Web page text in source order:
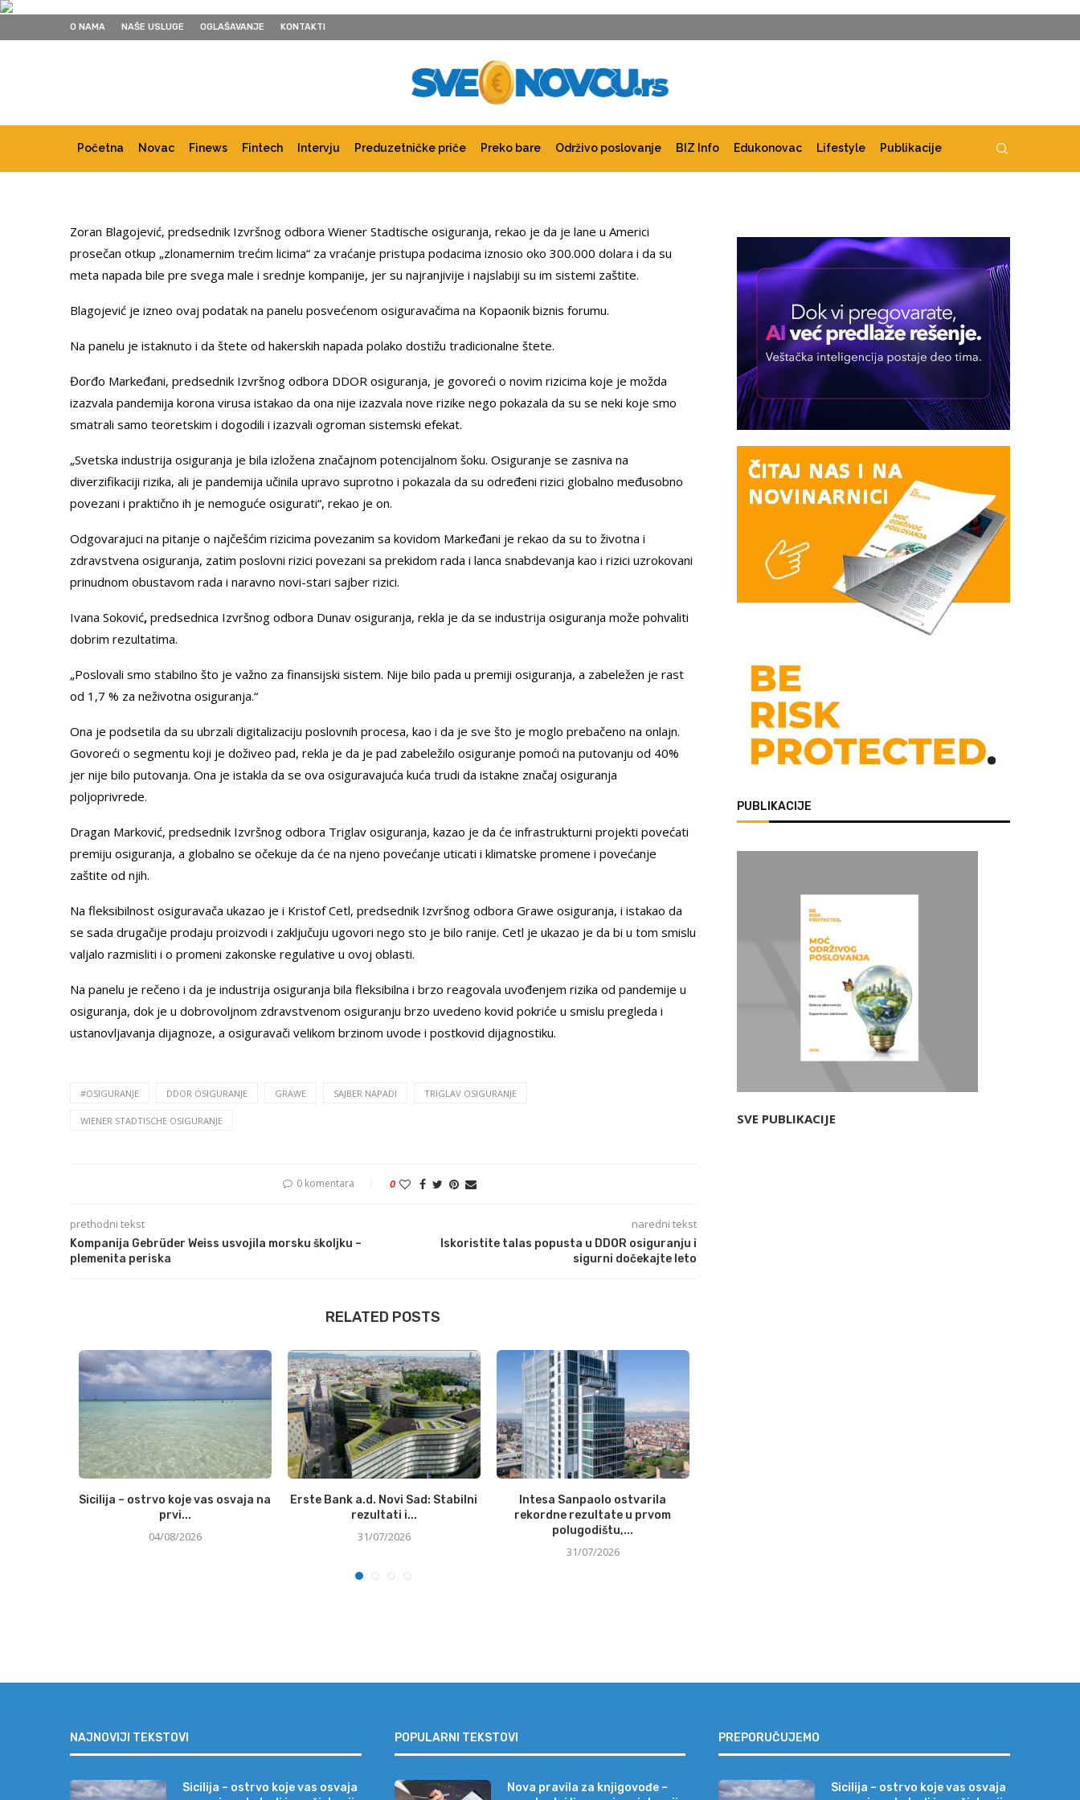
O NAMA NAŠE USLUGE OGLAŠAVANJE KONTAKTI
Početna Novac Finews Fintech Intervju Preduzetničke priče Preko bare Održivo poslovanje BIZ Info Edukonovac Lifestyle Publikacije
Zoran Blagojević, predsednik Izvršnog odbora Wiener Stadtische osiguranja, rekao je da je lane u Americi
prosečan otkup „zlonamernim trećim licima“ za vraćanje pristupa podacima iznosio oko 300.000 dolara i da su
meta napada bile pre svega male i srednje kompanije, jer su najranjivije i najslabiji su im sistemi zaštite.
Blagojević je izneo ovaj podatak na panelu posvećenom osiguravačima na Kopaonik biznis forumu.
Na panelu je istaknuto i da štete od hakerskih napada polako dostižu tradicionalne štete.
Đorđo Markeđani, predsednik Izvršnog odbora DDOR osiguranja, je govoreći o novim rizicima koje je možda
izazvala pandemija korona virusa istakao da ona nije izazvala nove rizike nego pokazala da su se neki koje smo
smatrali samo teoretskim i dogodili i izazvali ogroman sistemski efekat.
„Svetska industrija osiguranja je bila izložena značajnom potencijalnom šoku. Osiguranje se zasniva na
diverzifikaciji rizika, ali je pandemija učinila upravo suprotno i pokazala da su određeni rizici globalno međusobno
povezani i praktično ih je nemoguće osigurati“, rekao je on.
Odgovarajuci na pitanje o najčešćim rizicima povezanim sa kovidom Markeđani je rekao da su to životna i
zdravstvena osiguranja, zatim poslovni rizici povezani sa prekidom rada i lanca snabdevanja kao i rizici uzrokovani
prinudnom obustavom rada i naravno novi-stari sajber rizici.
Ivana Soković, predsednica Izvršnog odbora Dunav osiguranja, rekla je da se industrija osiguranja može pohvaliti
dobrim rezultatima.
„Poslovali smo stabilno što je važno za finansijski sistem. Nije bilo pada u premiji osiguranja, a zabeležen je rast
od 1,7 % za neživotna osiguranja.“
Ona je podsetila da su ubrzali digitalizaciju poslovnih procesa, kao i da je sve što je moglo prebačeno na onlajn.
Govoreći o segmentu koji je doživeo pad, rekla je da je pad zabeležilo osiguranje pomoći na putovanju od 40%
jer nije bilo putovanja. Ona je istakla da se ova osiguravajuća kuća trudi da istakne značaj osiguranja
poljoprivrede.
Dragan Marković, predsednik Izvršnog odbora Triglav osiguranja, kazao je da će infrastrukturni projekti povećati
premiju osiguranja, a globalno se očekuje da će na njeno povećanje uticati i klimatske promene i povećanje
zaštite od njih.
Na fleksibilnost osiguravača ukazao je i Kristof Cetl, predsednik Izvršnog odbora Grawe osiguranja, i istakao da
se sada drugačije prodaju proizvodi i zaključuju ugovori nego sto je bilo ranije. Cetl je ukazao je da bi u tom smislu
valjalo razmisliti i o promeni zakonske regulative u ovoj oblasti.
Na panelu je rečeno i da je industrija osiguranja bila fleksibilna i brzo reagovala uvođenjem rizika od pandemije u
osiguranja, dok je u dobrovoljnom zdravstvenom osiguranju brzo uvedeno kovid pokriće u smislu pregleda i
ustanovljavanja dijagnoze, a osiguravači velikom brzinom uvode i postkovid dijagnostiku.
#OSIGURANJE DDOR OSIGURANJE GRAWE SAJBER NAPADI TRIGLAV OSIGURANJE
WIENER STADTISCHE OSIGURANJE
0 komentara 0
prethodni tekst
Kompanija Gebrüder Weiss usvojila morsku školjku –
plemenita periska
naredni tekst
Iskoristite talas popusta u DDOR osiguranju i
sigurni dočekajte leto
RELATED POSTS
Sicilija – ostrvo koje vas osvaja na
prvi...
04/08/2026
Erste Bank a.d. Novi Sad: Stabilni
rezultati i...
31/07/2026
Intesa Sanpaolo ostvarila
rekordne rezultate u prvom
polugodištu,...
31/07/2026
PUBLIKACIJE
SVE PUBLIKACIJE
NAJNOVIJI TEKSTOVI
Sicilija – ostrvo koje vas osvaja
POPULARNI TEKSTOVI
Nova pravila za knjigovođe –
PREPORUČUJEMO
Sicilija – ostrvo koje vas osvaja